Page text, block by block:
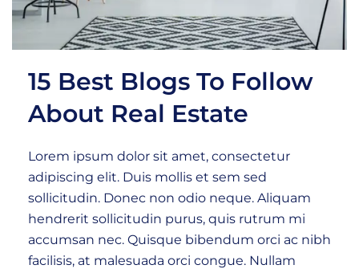
15 Best Blogs To Follow
About Real Estate
Lorem ipsum dolor sit amet, consectetur
adipiscing elit. Duis mollis et sem sed
sollicitudin. Donec non odio neque. Aliquam
hendrerit sollicitudin purus, quis rutrum mi
accumsan nec. Quisque bibendum orci ac nibh
facilisis, at malesuada orci congue. Nullam